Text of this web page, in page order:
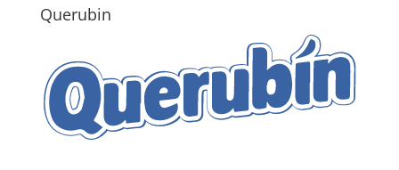
Querubin